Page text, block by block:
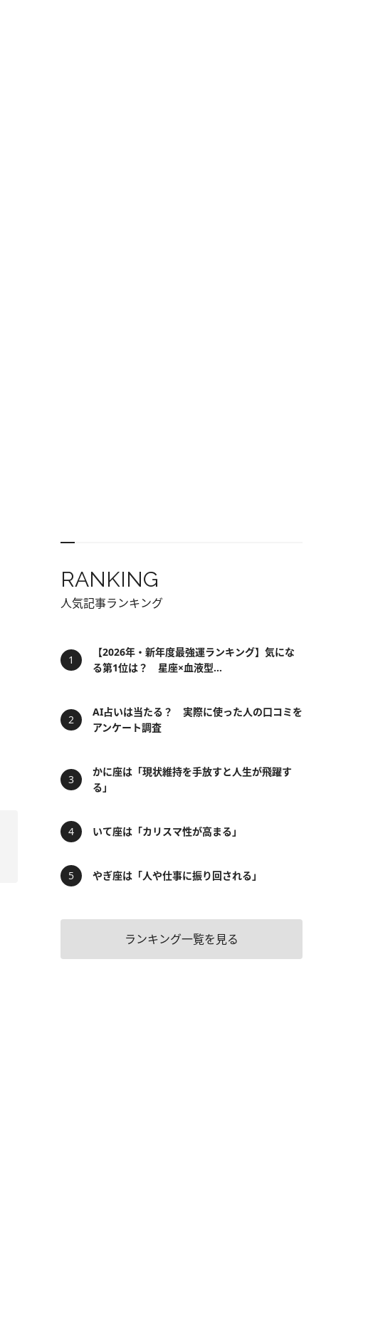
RANKING
人気記事ランキング
【2026年・新年度最強運ランキング】気にな
る第1位は？ 星座×血液型...
AI占いは当たる？ 実際に使った人の口コミを
アンケート調査
かに座は「現状維持を手放すと人生が飛躍す
る」
いて座は「カリスマ性が高まる」
やぎ座は「人や仕事に振り回される」
ランキング一覧を見る